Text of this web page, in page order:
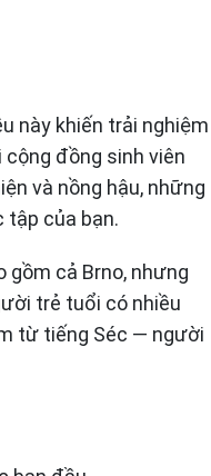
này khiến trải nghiệm
đồng sinh viên
và nồng hậu, những
tập của bạn.
gồm cả Brno, nhưng
trẻ tuổi có nhiều
từ tiếng Séc — người